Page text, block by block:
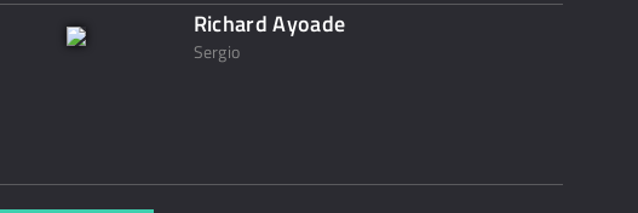
Richard Ayoade
Sergio